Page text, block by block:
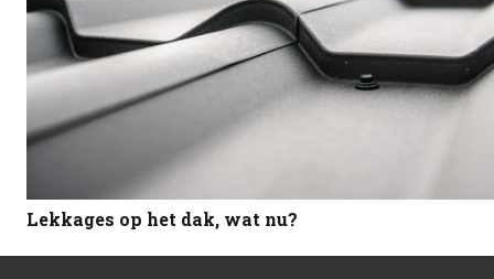
Lekkages op het dak, wat nu?